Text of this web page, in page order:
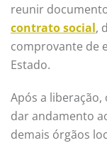
reunir
contrato social,
comprovante de
Estado.
Após a liberação,
dar andamento
demais órgãos